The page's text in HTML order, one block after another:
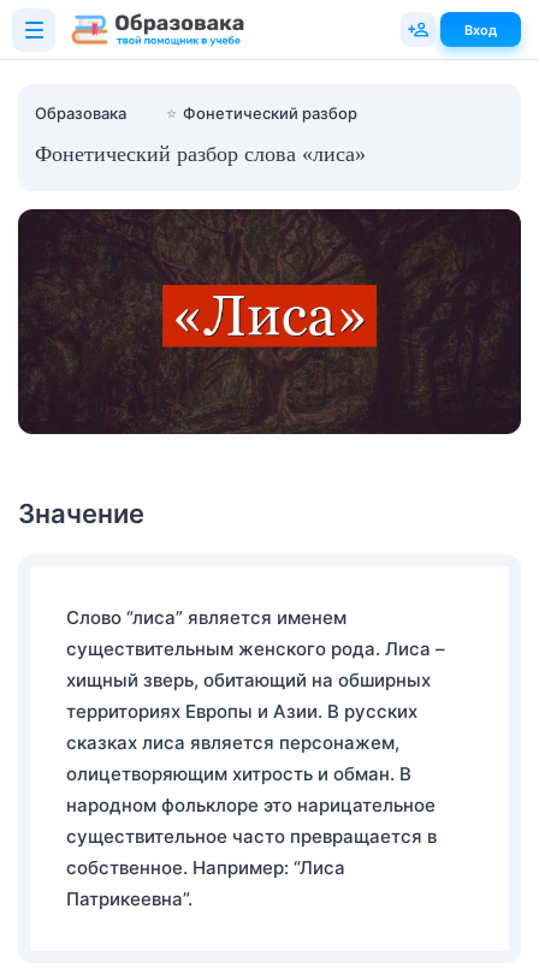
Образовака ⭐ Фонетический разбор
Фонетический разбор слова «лиса»
Значение
Слово “лиса” является именем
существительным женского рода. Лиса –
хищный зверь, обитающий на обширных
территориях Европы и Азии. В русских
сказках лиса является персонажем,
олицетворяющим хитрость и обман. В
народном фольклоре это нарицательное
существительное часто превращается в
собственное. Например: “Лиса
Патрикеевна”.
Вход